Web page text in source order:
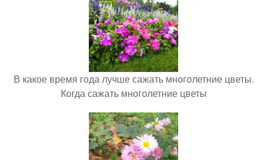
В какое время года лучше сажать многолетние цветы.
Когда сажать многолетние цветы